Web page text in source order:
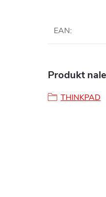
EAN:
Produkt
THINKPAD